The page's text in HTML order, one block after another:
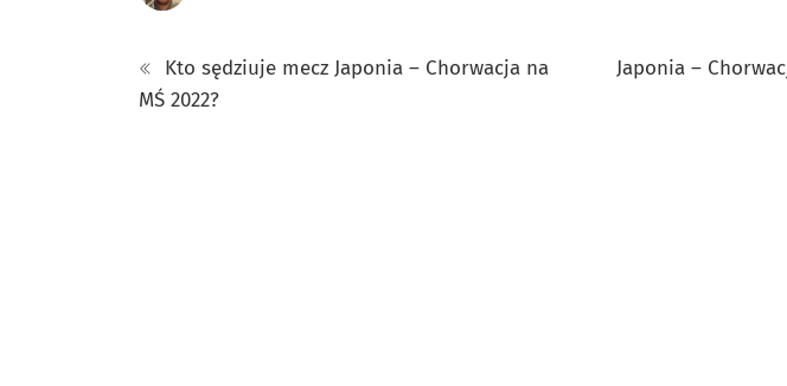
Kto sędziuje mecz Japonia – Chorwacja na
MŚ 2022?
Japonia –